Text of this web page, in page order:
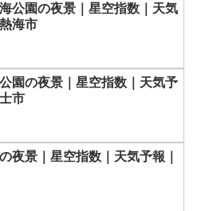
公園の夜景｜星空指数｜天気
海市
園の夜景｜星空指数｜天気予
市
夜景｜星空指数｜天気予報｜